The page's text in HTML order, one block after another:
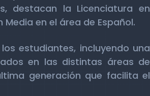
destacan la Licenciatura en
en el área de Español.
estudiantes, incluyendo una
en las distintas áreas de
generación que facilita el